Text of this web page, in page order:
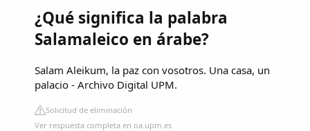
¿Qué significa la palabra
Salamaleico en árabe?
Salam Aleikum, la paz con vosotros. Una casa, un
palacio - Archivo Digital UPM.
Solicitud de eliminación
Ver respuesta completa en oa.upm.es